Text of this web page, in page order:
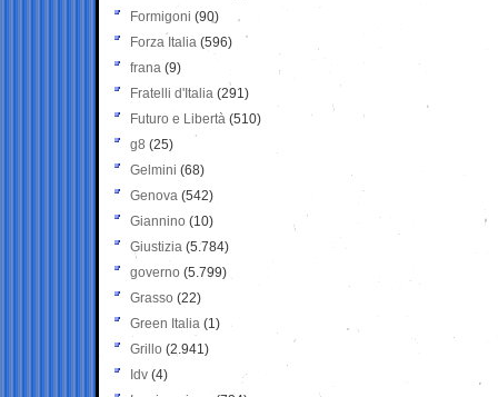
Formigoni (90)
Forza Italia (596)
frana (9)
Fratelli d'Italia (291)
Futuro e Libertà (510)
g8 (25)
Gelmini (68)
Genova (542)
Giannino (10)
Giustizia (5.784)
governo (5.799)
Grasso (22)
Green Italia (1)
Grillo (2.941)
Idv (4)